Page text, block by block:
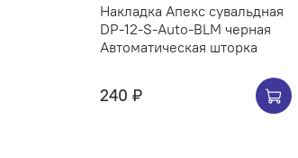
Накладка Апекс сувальдная
DP-12-S-Auto-BLM черная
Автоматическая шторка
240 ₽